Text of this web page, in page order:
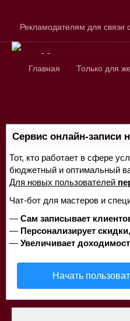
Рекламодателям для связи
Сайт для
Главная Только для
Сервис онлайн-записи
Тот, кто работает в сфере
бюджетный и оптимальный
Для новых пользователей
Чат-бот для мастеров и
— Сам записывает
— Персонализирует
— Увеличивает
Начать